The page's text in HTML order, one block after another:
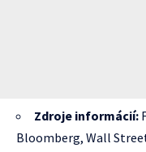
Zdroje informácií:
Bloomberg, Wall